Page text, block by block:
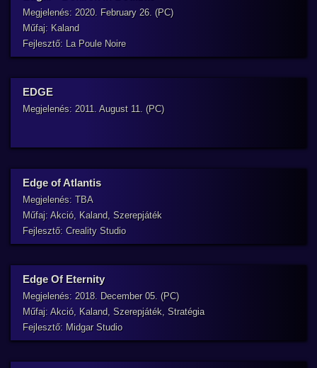
Megjelenés: 2020. February 26. (PC)
Műfaj: Kaland
Fejlesztő: La Poule Noire
EDGE
Megjelenés: 2011. August 11. (PC)
Edge of Atlantis
Megjelenés: TBA
Műfaj: Akció, Kaland, Szerepjáték
Fejlesztő: Creality Studio
Edge Of Eternity
Megjelenés: 2018. December 05. (PC)
Műfaj: Akció, Kaland, Szerepjáték, Stratégia
Fejlesztő: Midgar Studio